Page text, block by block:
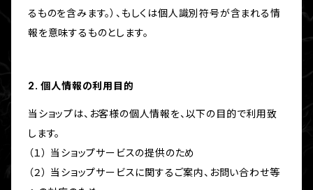
るものを含みます。）、もしくは個人識別符号が含まれる情
報を意味するものとします。
2. 個人情報の利用目的
当ショップは、お客様の個人情報を、以下の目的で利用致
します。
（１） 当ショップサービスの提供のため
（２） 当ショップサービスに関するご案内、お問い合わせ等